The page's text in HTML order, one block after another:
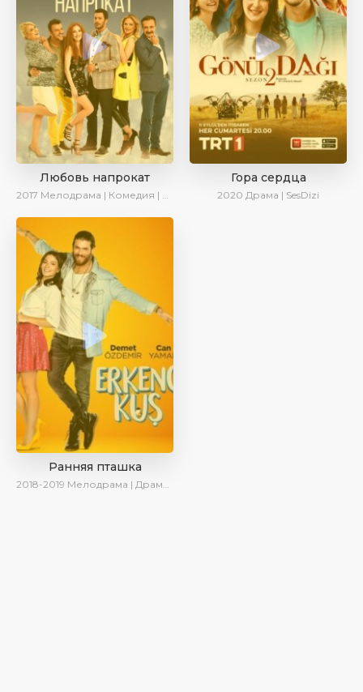
Любовь напрокат
2017 Мелодрама | Комедия | Ирина Котова
Гора сердца
2020 Драма | SesDizi
Ранняя пташка
2018-2019 Мелодрама | Драма | Комедия | SesDizi | Ирина Котова